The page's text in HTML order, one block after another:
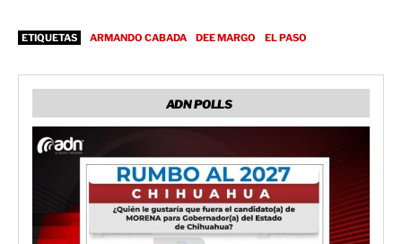
ETIQUETAS ARMANDO CABADA DEE MARGO EL PASO
ADN POLLS